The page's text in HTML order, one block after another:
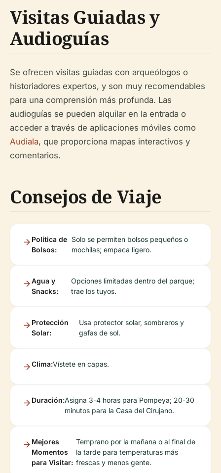
Visitas Guiadas y
Audioguías
Se ofrecen visitas guiadas con arqueólogos o
historiadores expertos, y son muy recomendables
para una comprensión más profunda. Las
audioguías se pueden alquilar en la entrada o
acceder a través de aplicaciones móviles como
Audiala, que proporciona mapas interactivos y
comentarios.
Consejos de Viaje
Política de
Bolsos:
Solo se permiten bolsos pequeños o
mochilas; empaca ligero.
Agua y
Snacks:
Opciones limitadas dentro del parque;
trae los tuyos.
Protección
Solar:
Usa protector solar, sombreros y
gafas de sol.
Clima:Vístete en capas.
Duración:Asigna 3-4 horas para Pompeya; 20-30
minutos para la Casa del Cirujano.
Mejores
Momentos
para Visitar:
Temprano por la mañana o al final de
la tarde para temperaturas más
frescas y menos gente.